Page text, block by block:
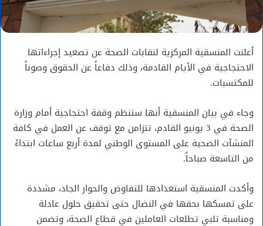
أعلنت المنسقية المركزية لنقابات الصحة عن تصعيد إجراءاتها
الاحتجاجية في الأيام القادمة، وذلك دفاعاً عن الحقوق وصوناً
للمكتسبات.
وجاء في بيان المنسقية أنها ستنظم وقفة احتجاجية أمام وزارة
الصحة في 3 يونيو القادم، تتزامن مع توقف عن العمل في كافة
المنشآت الصحية على المستوى الوطني لمدة أربع ساعات ابتداءً
من التاسعة صباحاً.
وأكدت المنسقية استعدادها للتفاوض والحوار الجاد، مشددة
على تمسكها بحقها في النضال حتى تحقيق حلول عادلة
ومناسبة تلبي تطلعات العاملين في قطاع الصحة، وتضمن